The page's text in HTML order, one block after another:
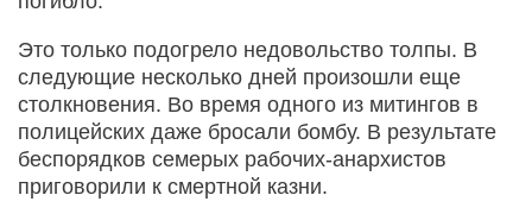
Это только подогрело недовольство толпы. В
следующие несколько дней произошли еще
столкновения. Во время одного из митингов в
полицейских даже бросали бомбу. В результате
беспорядков семерых рабочих-анархистов
приговорили к смертной казни.